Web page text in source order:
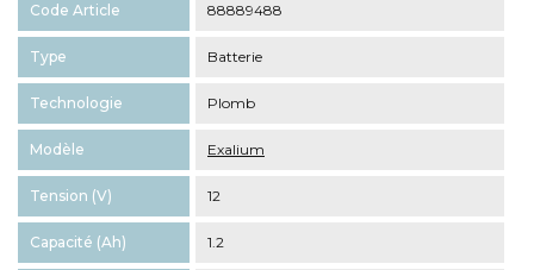
Code Article 88889488
Type Batterie
Technologie Plomb
Modèle Exalium
Tension (V) 12
Capacité (Ah) 1.2